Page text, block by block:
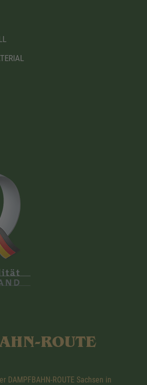
ROUTE
DAMPFBAHN-ROUTE Sachsen in